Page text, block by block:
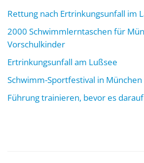
Rettung nach Ertrinkungsunfall im
2000 Schwimmlerntaschen für
Vorschulkinder
Ertrinkungsunfall am Lußsee
Schwimm-Sportfestival in München
Führung trainieren, bevor es